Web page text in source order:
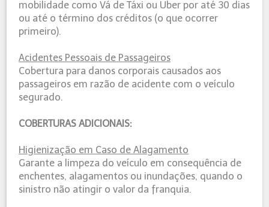
mobilidade como Vá de Táxi ou Uber por até 30 dias
ou até o término dos créditos (o que ocorrer
primeiro).
Acidentes Pessoais de Passageiros
Cobertura para danos corporais causados aos
passageiros em razão de acidente com o veículo
segurado.
COBERTURAS ADICIONAIS:
Higienização em Caso de Alagamento
Garante a limpeza do veículo em consequência de
enchentes, alagamentos ou inundações, quando o
sinistro não atingir o valor da franquia.